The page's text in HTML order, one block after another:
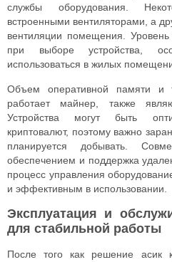
службы оборудования.
встроенными вентиляторами, а
вентиляции помещения.
при выборе устройства,
использоваться в жилых
Объем оперативной памяти и
работает майнер, также
Устройства могут быть
криптовалют, поэтому важно
планируется добывать.
обеспечением и поддержка
процесс управления
и эффективным в использовании.
Эксплуатация и
для стабильной работы
После того как решение асик